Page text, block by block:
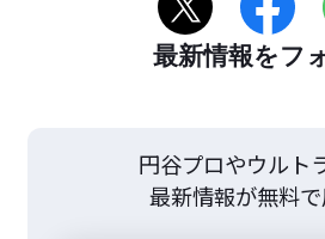
最新情報をフ
円谷プロやウルト
最新情報が無料で